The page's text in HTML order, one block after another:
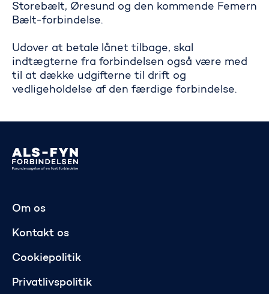
Storebælt, Øresund og den kommende Femern
Bælt-forbindelse.
Udover at betale lånet tilbage, skal
indtægterne fra forbindelsen også være med
til at dække udgifterne til drift og
vedligeholdelse af den færdige forbindelse.
Om os
Kontakt os
Cookiepolitik
Privatlivspolitik